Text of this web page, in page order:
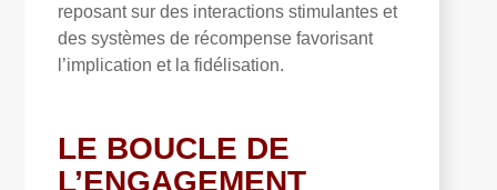
reposant sur des interactions stimulantes et
des systèmes de récompense favorisant
l’implication et la fidélisation.
LE BOUCLE DE
L’ENGAGEMENT